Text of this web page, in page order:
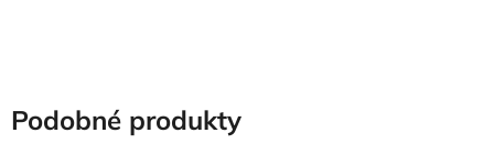
Podobné produkty